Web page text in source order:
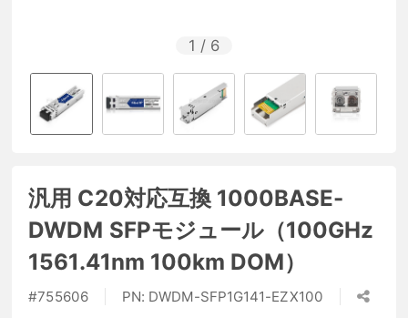
1 / 6
汎用 C20対応互換 1000BASE-
DWDM SFPモジュール（100GHz
1561.41nm 100km DOM）
#755606 PN: DWDM-SFP1G141-EZX100